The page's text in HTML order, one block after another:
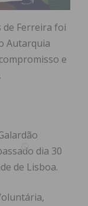
de Ferreira foi
Autarquia
e
dia 30
de Lisboa.